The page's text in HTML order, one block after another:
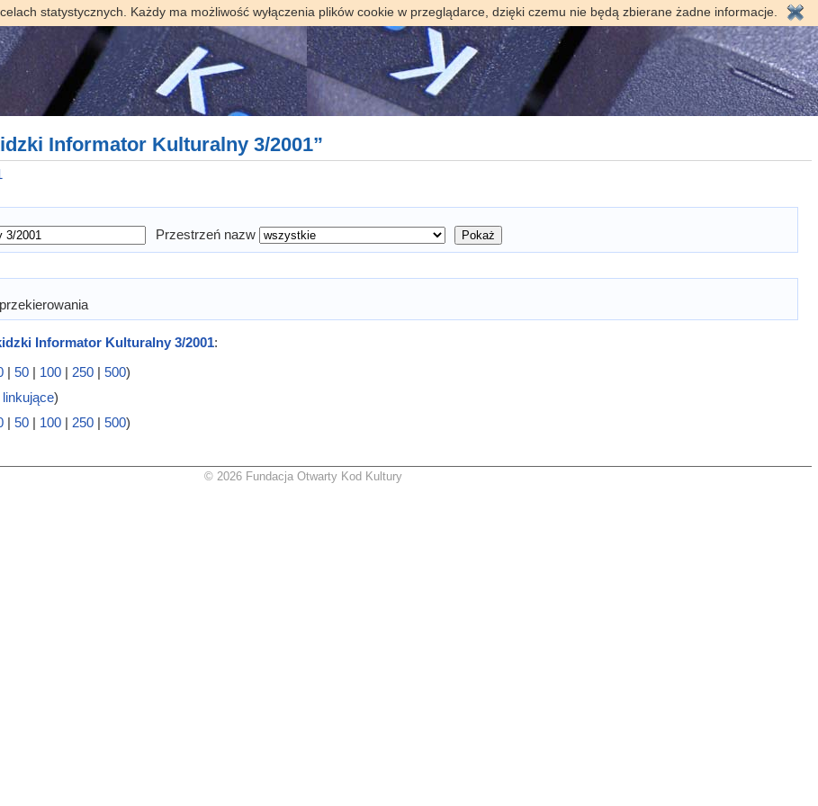
statystycznych. Każdy ma możliwość wyłączenia plików cookie w przeglądarce, dzięki czemu nie będą zbierane żadne informacje.
Informator Kulturalny 3/2001”
Przestrzeń nazw
przekierowania
Informator Kulturalny 3/2001:
| 50| 100| 250| 500)
)
| 50| 100| 250| 500)
© 2026 Fundacja Otwarty Kod Kultury